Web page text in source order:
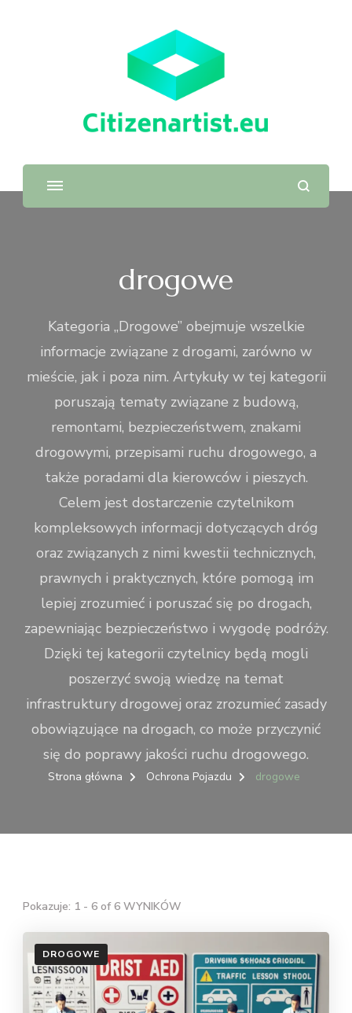
drogowe
Kategoria „Drogowe” obejmuje wszelkie
informacje związane z drogami, zarówno w
mieście, jak i poza nim. Artykuły w tej kategorii
poruszają tematy związane z budową,
remontami, bezpieczeństwem, znakami
drogowymi, przepisami ruchu drogowego, a
także poradami dla kierowców i pieszych.
Celem jest dostarczenie czytelnikom
kompleksowych informacji dotyczących dróg
oraz związanych z nimi kwestii technicznych,
prawnych i praktycznych, które pomogą im
lepiej zrozumieć i poruszać się po drogach,
zapewniając bezpieczeństwo i wygodę podróży.
Dzięki tej kategorii czytelnicy będą mogli
poszerzyć swoją wiedzę na temat
infrastruktury drogowej oraz zrozumieć zasady
obowiązujące na drogach, co może przyczynić
się do poprawy jakości ruchu drogowego.
Strona główna Ochrona Pojazdu drogowe
Pokazuje: 1 - 6 of 6 WYNIKÓW
DROGOWE